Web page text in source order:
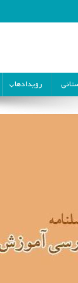
رویدادها